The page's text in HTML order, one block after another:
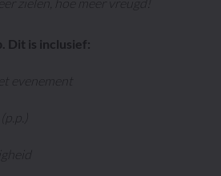
zielen, hoe meer vreugd!
Dit is inclusief:
evenement